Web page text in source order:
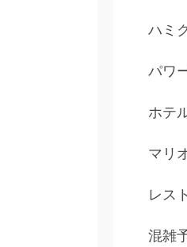
ハミ
パワ
ホテ
マリ
レス
混雑